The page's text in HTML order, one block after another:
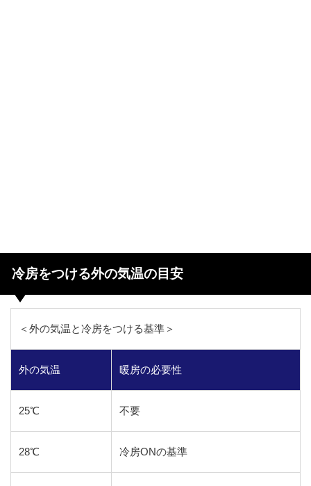
冷房をつける外の気温の目安
＜外の気温と冷房をつける基準＞
外の気温 暖房の必要性
25℃ 不要
28℃ 冷房ONの基準